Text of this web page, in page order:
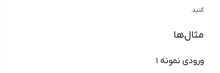
کنید.
مثال‌ها
ورودی نمونه ۱